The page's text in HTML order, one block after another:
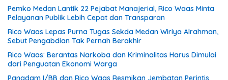
Pemko Medan Lantik 22 Pejabat Manajerial, Rico Waas Minta
Pelayanan Publik Lebih Cepat dan Transparan
Rico Waas Lepas Purna Tugas Sekda Medan Wiriya Alrahman,
Sebut Pengabdian Tak Pernah Berakhir
Rico Waas: Berantas Narkoba dan Kriminalitas Harus Dimulai
dari Penguatan Ekonomi Warga
Pangdam I/BB dan Rico Waas Resmikan Jembatan Perintis